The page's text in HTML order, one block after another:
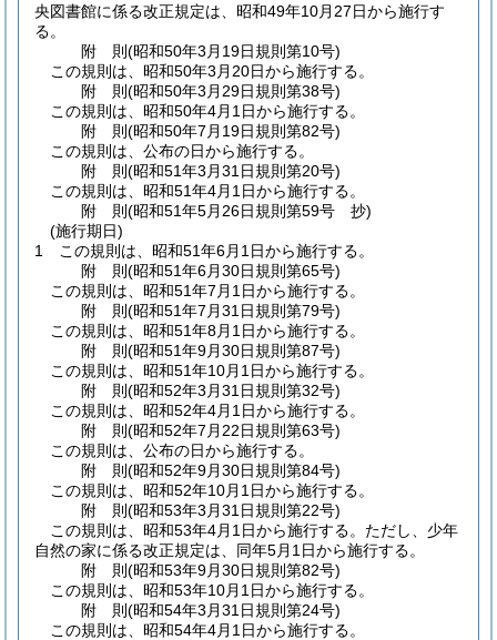
央図書館に係る改正規定は、昭和49年10月27日から施行す
る。
附 則(昭和50年3月19日規則第10号)
この規則は、昭和50年3月20日から施行する。
附 則(昭和50年3月29日規則第38号)
この規則は、昭和50年4月1日から施行する。
附 則(昭和50年7月19日規則第82号)
この規則は、公布の日から施行する。
附 則(昭和51年3月31日規則第20号)
この規則は、昭和51年4月1日から施行する。
附 則(昭和51年5月26日規則第59号 抄)
(施行期日)
1
この規則は、昭和51年6月1日から施行する。
附 則(昭和51年6月30日規則第65号)
この規則は、昭和51年7月1日から施行する。
附 則(昭和51年7月31日規則第79号)
この規則は、昭和51年8月1日から施行する。
附 則(昭和51年9月30日規則第87号)
この規則は、昭和51年10月1日から施行する。
附 則(昭和52年3月31日規則第32号)
この規則は、昭和52年4月1日から施行する。
附 則(昭和52年7月22日規則第63号)
この規則は、公布の日から施行する。
附 則(昭和52年9月30日規則第84号)
この規則は、昭和52年10月1日から施行する。
附 則(昭和53年3月31日規則第22号)
この規則は、昭和53年4月1日から施行する。 ただし、少年
自然の家に係る改正規定は、同年5月1日から施行する。
附 則(昭和53年9月30日規則第82号)
この規則は、昭和53年10月1日から施行する。
附 則(昭和54年3月31日規則第24号)
この規則は、昭和54年4月1日から施行する。